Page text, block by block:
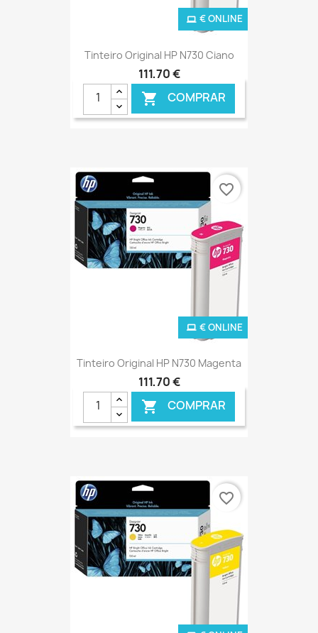
Tinteiro Original HP N730 Ciano
111,70 €
 COMPRAR
€ ONLINE
Tinteiro Original HP N730 Magenta
111,70 €
 COMPRAR
€ ONLINE
favorite_border
favorite_border